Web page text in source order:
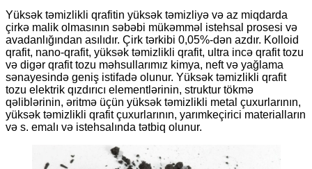
Yüksək təmizlikli qrafitin yüksək təmizliyə və az miqdarda
çirkə malik olmasının səbəbi mükəmməl istehsal prosesi və
avadanlığından asılıdır. Çirk tərkibi 0,05%-dən azdır. Kolloid
qrafit, nano-qrafit, yüksək təmizlikli qrafit, ultra incə qrafit tozu
və digər qrafit tozu məhsullarımız kimya, neft və yağlama
sənayesində geniş istifadə olunur. Yüksək təmizlikli qrafit
tozu elektrik qızdırıcı elementlərinin, struktur tökmə
qəliblərinin, əritmə üçün yüksək təmizlikli metal çuxurlarının,
yüksək təmizlikli qrafit çuxurlarının, yarımkeçirici materialların
və s. emalı və istehsalında tətbiq olunur.